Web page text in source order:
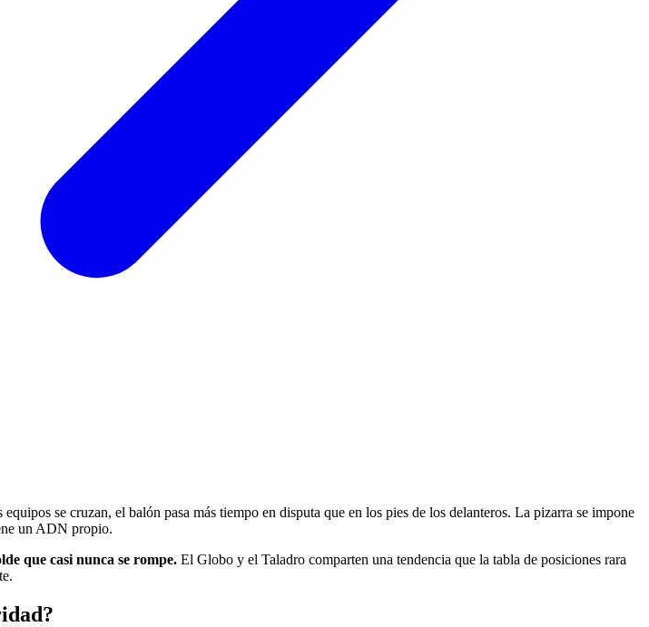
se cruzan, el balón pasa más tiempo en disputa que en los pies de los delanteros. La pizarra se impone
un ADN propio.
que casi nunca se rompe. El Globo y el Taladro comparten una tendencia que la tabla de posiciones rara